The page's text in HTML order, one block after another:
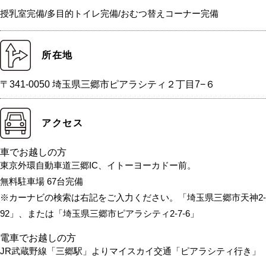
授乳室完備/多目的トイレ完備/おむつ替えコーナー完備
所在地
〒341-0050 埼玉県三郷市ピアラシティ２丁目7−６
アクセス
車でお越しの方
東京外環自動車道三郷IC、イトーヨーカドー前。
無料駐車場 67台完備
※カーナビの検索は右記をご入力ください。「埼玉県三郷市天神2-
92」、または「埼玉県三郷市ピアラシティ2-7-6」
電車でお越しの方
JR武蔵野線「三郷駅」よりマイスカイ交通「ピアラシティ行き」